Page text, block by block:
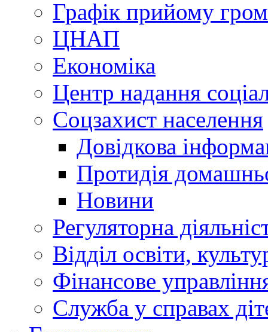
Графік прийому
ЦНАП
Економіка
Центр надання
Соцзахист населення
Довідкова
Протидія
Новини
Регуляторна
Відділ освіти,
Фінансове
Служба у справах